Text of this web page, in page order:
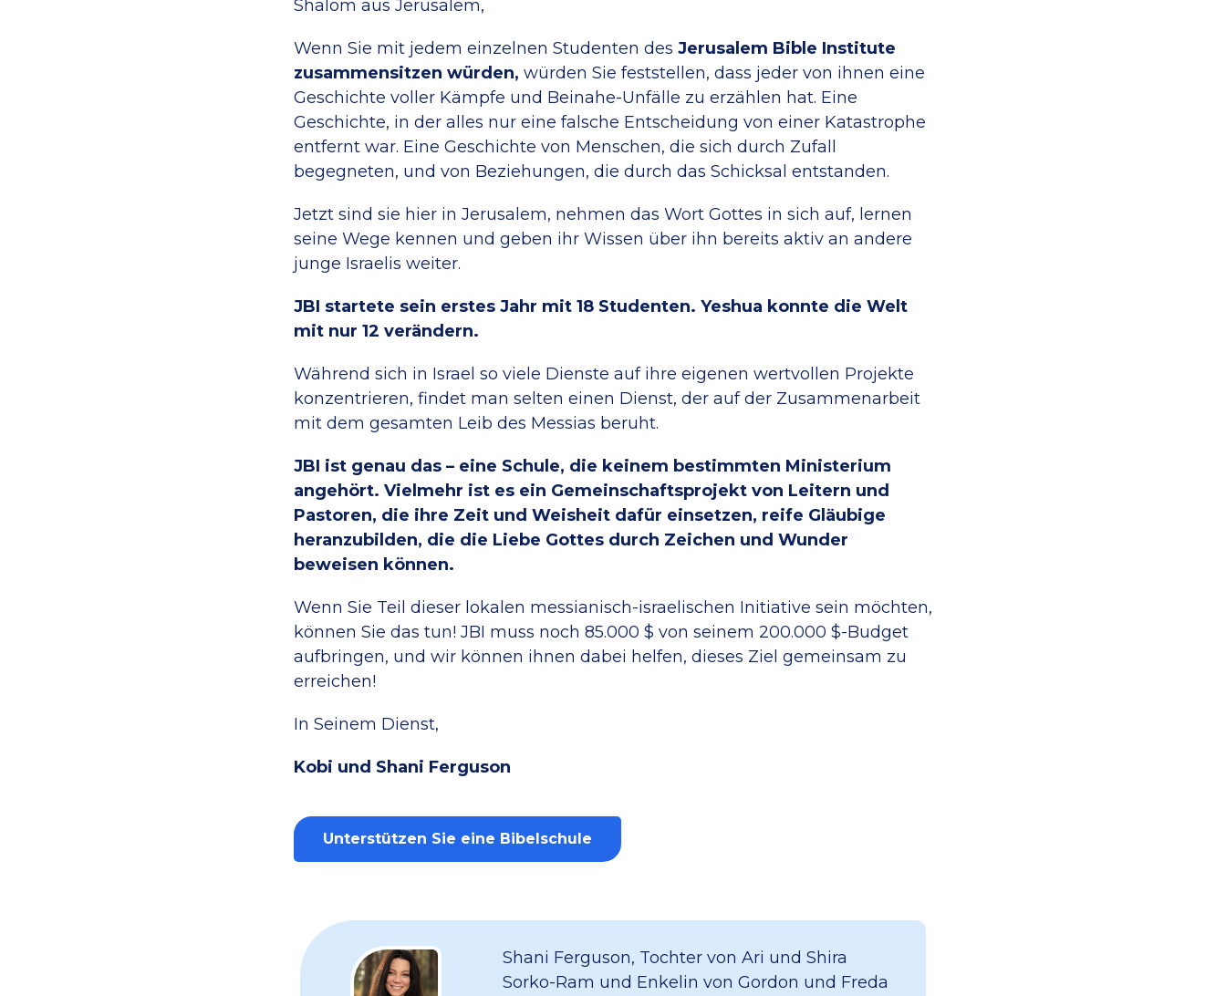
Shalom aus Jerusalem,
Wenn Sie mit jedem einzelnen Studenten des Jerusalem Bible Institute
zusammensitzen würden, würden Sie feststellen, dass jeder von ihnen eine
Geschichte voller Kämpfe und Beinahe-Unfälle zu erzählen hat. Eine
Geschichte, in der alles nur eine falsche Entscheidung von einer Katastrophe
entfernt war. Eine Geschichte von Menschen, die sich durch Zufall
begegneten, und von Beziehungen, die durch das Schicksal entstanden.
Jetzt sind sie hier in Jerusalem, nehmen das Wort Gottes in sich auf, lernen
seine Wege kennen und geben ihr Wissen über ihn bereits aktiv an andere
junge Israelis weiter.
JBI startete sein erstes Jahr mit 18 Studenten. Yeshua konnte die Welt
mit nur 12 verändern.
Während sich in Israel so viele Dienste auf ihre eigenen wertvollen Projekte
konzentrieren, findet man selten einen Dienst, der auf der Zusammenarbeit
mit dem gesamten Leib des Messias beruht.
JBI ist genau das – eine Schule, die keinem bestimmten Ministerium
angehört. Vielmehr ist es ein Gemeinschaftsprojekt von Leitern und
Pastoren, die ihre Zeit und Weisheit dafür einsetzen, reife Gläubige
heranzubilden, die die Liebe Gottes durch Zeichen und Wunder
beweisen können.
Wenn Sie Teil dieser lokalen messianisch-israelischen Initiative sein möchten,
können Sie das tun! JBI muss noch 85.000 $ von seinem 200.000 $-Budget
aufbringen, und wir können ihnen dabei helfen, dieses Ziel gemeinsam zu
erreichen!
In Seinem Dienst,
Kobi und Shani Ferguson
Unterstützen Sie eine Bibelschule
Shani Ferguson, Tochter von Ari und Shira
Sorko-Ram und Enkelin von Gordon und Freda